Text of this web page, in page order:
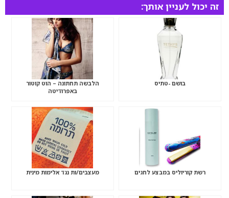
זה יכול לעניין אותך:
בושם -טתיס
הלבשה תחתונה – הוט קוטור
באפרודיטה
רשת קוריוליס במבצע לחגים מעצבים/ות נגד אלימות מינית